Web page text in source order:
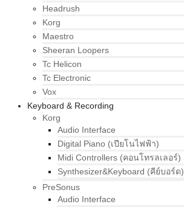
Headrush
Korg
Maestro
Sheeran Loopers
Tc Helicon
Tc Electronic
Vox
Keyboard & Recording
Korg
Audio Interface
Digital Piano (เปียโนไฟฟ้า)
Midi Controllers (คอนโทรลเลอร์)
Synthesizer&Keyboard (คีย์บอร์ด)
PreSonus
Audio Interface